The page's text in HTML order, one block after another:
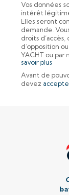
Vos données
intérêt
Elles seront
demande.
droits
d’opposition
YACHT ou par
savoir plus
Avant de
devez
b